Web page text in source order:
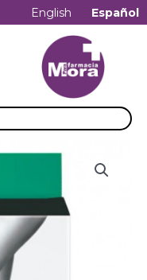
English Español